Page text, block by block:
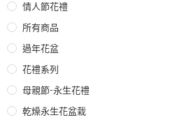
情人節花禮
所有商品
過年花盆
花禮系列
母親節-永生花禮
乾燥永生花盆栽